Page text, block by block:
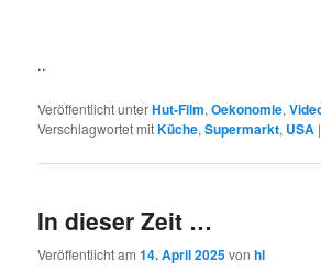
..
Veröffentlicht unterHut-Film,Oekonomie,
Verschlagwortet mitKüche,Supermarkt, USA
In dieser Zeit …
Veröffentlicht am14. April 2025vonhl